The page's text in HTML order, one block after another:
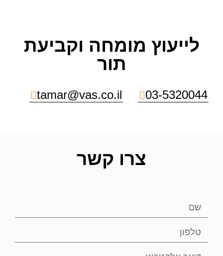
לייעוץ מומחה וקביעת
תור
03-5320044
tamar@vas.co.il
צרו קשר